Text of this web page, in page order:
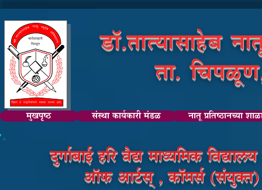
डॉ.तात्यासाहेब
ता. चिपळूण,
मुखपृष्ठ नातू प्रतिष्ठानच्या
संस्था कार्यकारी मंडळ
दुर्गाबाई हरि वैद्य माध्यमिक
ऑफ आर्टस् , कॉमर्स (संयुक्त)